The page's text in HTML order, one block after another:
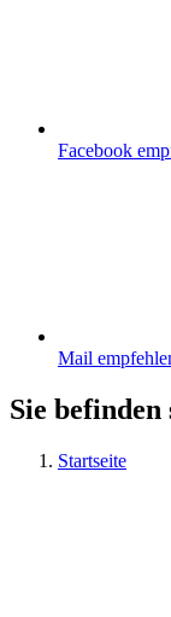
Facebook
Mail
Sie
Startseite